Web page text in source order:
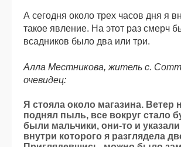
А сегодня около трех часов дня я
такое явление. На этот раз смерч
всадников было два или три.
Алла Местникова, житель с.
очевидец:
Я стояла около магазина. Ветер
поднял пыль, все вокруг стало
были мальчики, они-то и
внутри которого я разглядела